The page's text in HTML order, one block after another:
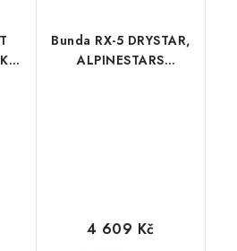
Bunda RX-5 DRYSTAR,
ALPINESTARS
4 609 Kč